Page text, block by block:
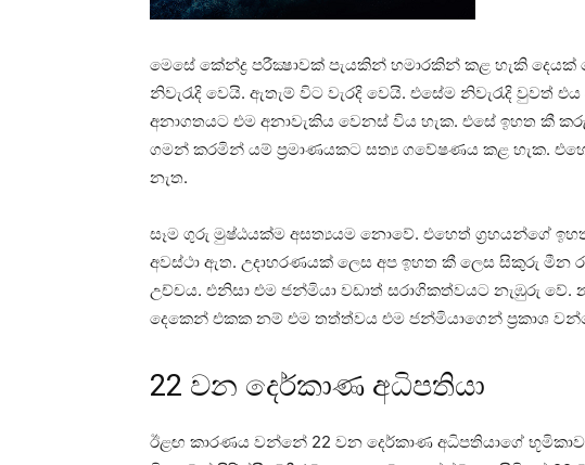
මෙසේ කේන්ද්‍ර පරීක්‍ෂාවක්‌ පැයකින් හමාරකින් කළ හැකි
නිවැරැදි වෙයි. ඇතැම් විට වැරදි වෙයි. එසේම නිවැරැදි වුවත්
අනාගතයට එම අනාවැකිය වෙනස්‌ විය හැක. එසේ ඉහත කී
ගමන් කරමින් යම් ප්‍රමාණයකට සත්‍ය ගවේෂණය කළ හැක.
නැත.
සෑම ගුරු මුෂ්ඨයක්‌ම අසත්‍යයම නොවේ. එහෙත් ග්‍රහයන්ගේ
අවස්‌ථා ඇත. උදාහරණයක්‌ ලෙස අප ඉහත කී ලෙස සිකුරු මීන
උච්චය. එනිසා එම ජන්මියා වඩාත් සරාගිකත්වයට නැඹුරු
දෙකෙන් එකක නම් එම තත්ත්වය එම ජන්මියාගෙන් ප්‍රකාශ
22 වන දෙර්කාණ අධිපතියා
ඊළඟ කාරණය වන්නේ 22 වන දෙර්කාණ අධිපතියාගේ